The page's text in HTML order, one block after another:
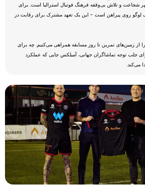
و تلاش بی‌وقفه فرهنگ فوتبال استرالیا است. برای
روی پیراهن است - این یک تعهد مشترک برای رقابت در
زمین‌های تمرین تا روز مسابقه همراهی می‌کنیم. چه برای
توجه تماشاگران جهانی، آمیلکس جایی که عملکرد